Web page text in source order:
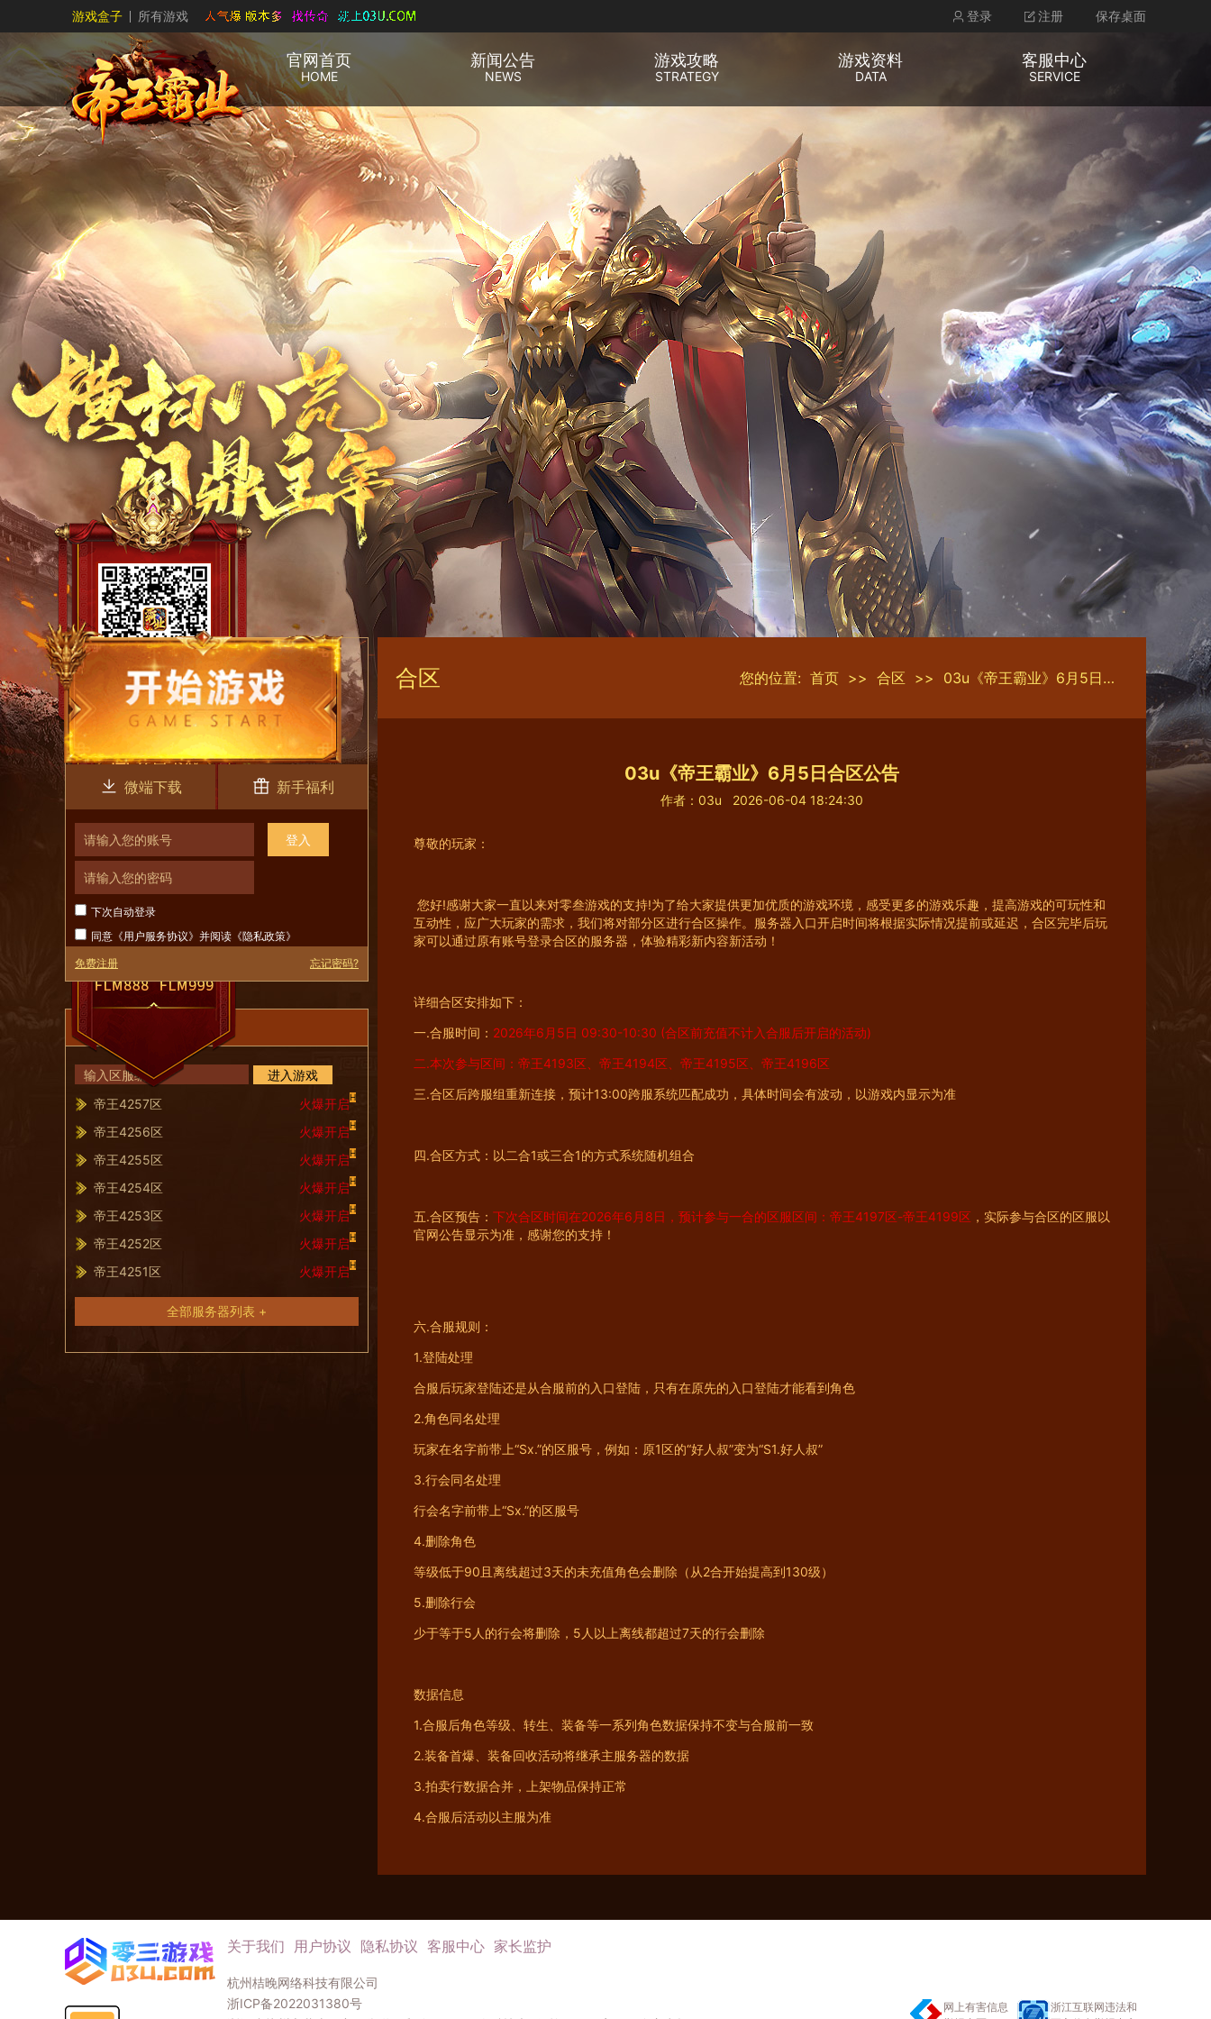
游戏盒子 所有游戏 登录 注册 保存桌面
官网首页
HOME
新闻公告
NEWS
游戏攻略
STRATEGY
游戏资料
DATA
客服中心
SERVICE
微端下载 新手福利
登入
下次自动登录
同意《用户服务协议》并阅读《隐私政策》
免费注册
忘记密码?
服务器列表
进入游戏
帝王4257区
火爆开启H
帝王4256区 火爆开启H
帝王4255区 火爆开启H
帝王4254区 火爆开启H
帝王4253区 火爆开启H
帝王4252区 火爆开启H
帝王4251区 火爆开启H
全部服务器列表 +
合区 您的位置: 首页 >> 合区 >> 03u《帝王霸业》6月5日合区公告
03u《帝王霸业》6月5日合区公告
作者：03u 2026-06-04 18:24:30
尊敬的玩家：
您好!感谢大家一直以来对零叁游戏的支持!为了给大家提供更加优质的游戏环境，感受更多的游戏乐趣，提高游戏的可玩性和
互动性，应广大玩家的需求，我们将对部分区进行合区操作。服务器入口开启时间将根据实际情况提前或延迟，合区完毕后玩
家可以通过原有账号登录合区的服务器，体验精彩新内容新活动！
详细合区安排如下：
一.合服时间： 2026年6月5日 09:30-10:30 (合区前充值不计入合服后开启的活动)
二.本次参与区间：帝王4193区、帝王4194区、帝王4195区、帝王4196区
三.合区后跨服组重新连接，预计13:00跨服系统匹配成功，具体时间会有波动，以游戏内显示为准
四.合区方式：以二合1或三合1的方式系统随机组合
五.合区预告： 下次合区时间在2026年6月8日，预计参与一合的区服区间：帝王4197区-帝王4199区 ，实际参与合区的区服以
官网公告显示为准，感谢您的支持！
六.合服规则：
1.登陆处理
合服后玩家登陆还是从合服前的入口登陆，只有在原先的入口登陆才能看到角色
2.角色同名处理
玩家在名字前带上“Sx.”的区服号，例如：原1区的“好人叔”变为“S1.好人叔”
3.行会同名处理
行会名字前带上“Sx.”的区服号
4.删除角色
等级低于90且离线超过3天的未充值角色会删除（从2合开始提高到130级）
5.删除行会
少于等于5人的行会将删除，5人以上离线都超过7天的行会删除
数据信息
1.合服后角色等级、转生、装备等一系列角色数据保持不变与合服前一致
2.装备首爆、装备回收活动将继承主服务器的数据
3.拍卖行数据合并，上架物品保持正常
4.合服后活动以主服为准
关于我们 用户协议 隐私协议 客服中心 家长监护
杭州桔晚网络科技有限公司
浙ICP备2022031380号
网上有害信息
浙江互联网违法和